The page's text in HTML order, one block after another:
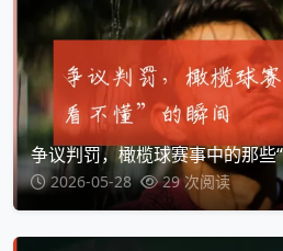
争议判罚，橄榄球赛事中的那些
2026-05-28 29 次阅读